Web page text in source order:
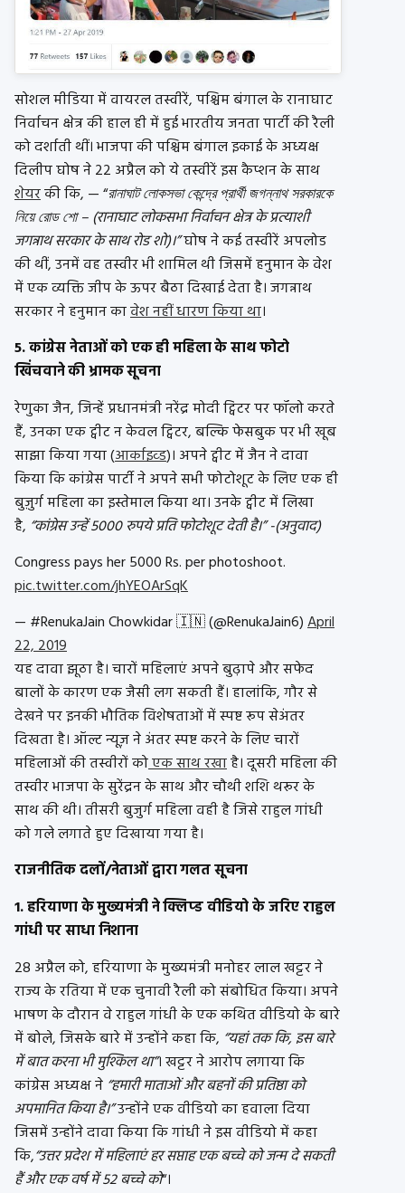
सोशल मीडिया में वायरल तस्वीरें, पश्चिम बंगाल के रानाघाट
निर्वाचन क्षेत्र की हाल ही में हुई भारतीय जनता पार्टी की रैली
को दर्शाती थीं। भाजपा की पश्चिम बंगाल इकाई के अध्यक्ष
दिलीप घोष ने 22 अप्रैल को ये तस्वीरें इस कैप्शन के साथ
शेयरकी कि, — “রানাঘাট লোকসভা কেন্দ্রে প্রার্থী জগন্নাথ সরকারকে
নিয়ে রোড শো – (रानाघाट लोकसभा निर्वाचन क्षेत्र के प्रत्याशी
जगन्नाथ सरकार के साथ रोड शो)।”घोष ने कई तस्वीरें अपलोड
की थीं, उनमें वह तस्वीर भी शामिल थी जिसमें हनुमान के वेश
में एक व्यक्ति जीप के ऊपर बैठा दिखाई देता है। जगन्नाथ
सरकार ने हनुमान कावेश नहीं धारण किया था।
5. कांग्रेस नेताओं को एक ही महिला के साथ फोटो
खिंचवाने की भ्रामक सूचना
रेणुका जैन, जिन्हें प्रधानमंत्री नरेंद्र मोदी ट्विटर पर फॉलो करते
हैं, उनका एक ट्वीट न केवल ट्विटर, बल्कि फेसबुक पर भी खूब
साझा किया गया (आर्काइव्ड)। अपने ट्वीट में जैन ने दावा
किया कि कांग्रेस पार्टी ने अपने सभी फोटोशूट के लिए एक ही
बुज़ुर्ग महिला का इस्तेमाल किया था। उनके ट्वीट में लिखा
है, “कांग्रेस उन्हें 5000 रुपये प्रति फोटोशूट देती है।” -(अनुवाद)
Congress pays her 5000 Rs. per photoshoot.
pic.twitter.com/jhYEOArSqK
— #RenukaJain Chowkidar 🇮🇳 (@RenukaJain6)April
22, 2019
यह दावा झूठा है। चारों महिलाएं अपने बुढ़ापे और सफेद
बालों के कारण एक जैसी लग सकती हैं। हालांकि, गौर से
देखने पर इनकी भौतिक विशेषताओं में स्पष्ट रूप सेअंतर
दिखता है। ऑल्ट न्यूज़ ने अंतर स्पष्ट करने के लिए चारों
महिलाओं की तस्वीरों कोएक साथ रखाहै। दूसरी महिला की
तस्वीर भाजपा के सुरेंद्रन के साथ और चौथी शशि थरूर के
साथ की थी। तीसरी बुजुर्ग महिला वही है जिसे राहुल गांधी
को गले लगाते हुए दिखाया गया है।
राजनीतिक दलों/नेताओं द्वारा गलत सूचना
1. हरियाणा के मुख्यमंत्री ने क्लिप्ड वीडियो के जरिए राहुल
गांधी पर साधा निशाना
28 अप्रैल को, हरियाणा के मुख्यमंत्री मनोहर लाल खट्टर ने
राज्य के रतिया में एक चुनावी रैली को संबोधित किया। अपने
भाषण के दौरान वे राहुल गांधी के एक कथित वीडियो के बारे
में बोले, जिसके बारे में उन्होंने कहा कि, “यहां तक ​​कि, इस बारे
में बात करना भी मुश्किल था”। खट्टर ने आरोप लगाया कि
कांग्रेस अध्यक्ष ने “हमारी माताओं और बहनों की प्रतिष्ठा को
अपमानित किया है।”उन्होंने एक वीडियो का हवाला दिया
जिसमें उन्होंने दावा किया कि गांधी ने इस वीडियो में कहा
कि,“उत्तर प्रदेश में महिलाएं हर सप्ताह एक बच्चे को जन्म दे सकती
हैं और एक वर्ष में 52 बच्चे को“।